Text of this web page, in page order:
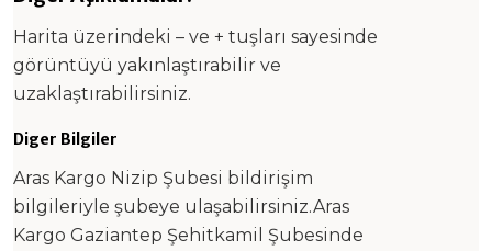
Harita üzerindeki – ve + tuşları sayesinde
görüntüyü yakınlaştırabilir ve
uzaklaştırabilirsiniz.
Diger Bilgiler
Aras Kargo Nizip Şubesi bildirişim
bilgileriyle şubeye ulaşabilirsiniz.Aras
Kargo Gaziantep Şehitkamil Şubesinde